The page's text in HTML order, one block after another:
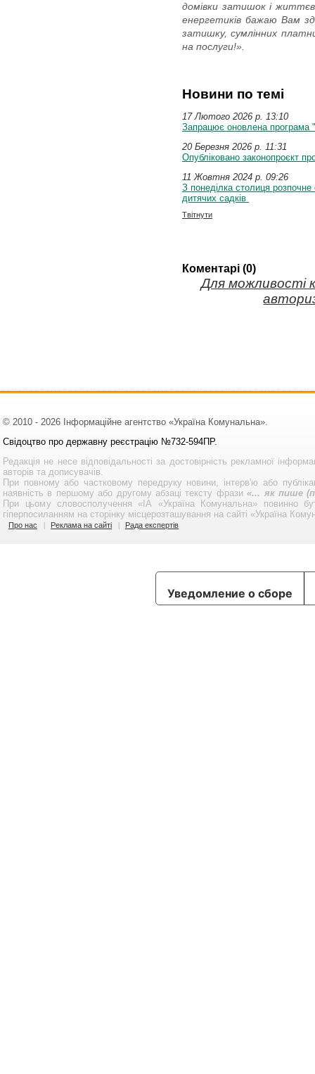
домівки затишок і життєво
енергетиків бажаю Вам
затишку, сумлінних
на послуги!».
Новини по темі
17 Лютого 2026 p. 13:10
Запрацює оновлена програма
20 Березня 2026 p. 11:31
Опубліковано законопроєкт
11 Жовтня 2024 p. 09:26
З понеділка столиця
дитячих садків
Твітнути
Коментарі (0)
Для можливості
© 2010 - 2026 Інформаційне агентство «Україна Комунальна».
Свідоцтво про державну реєстрацію №732-594ПР.
Редакція не несе відповідальності за достовірність рекламної
авторів та дописувачів.
При повному або частковому передруку новини, інтерв'ю або
наявність в першому або другому абзаці тексту фрази«... як пише
При цьому словосполучення «ІА «Україна Комунальна» повинно
гіперпосиланням на сторінку місцерозташування на сайті «Україна
Про нас Реклама на сайті Рада експертів
Уведомление о сборе